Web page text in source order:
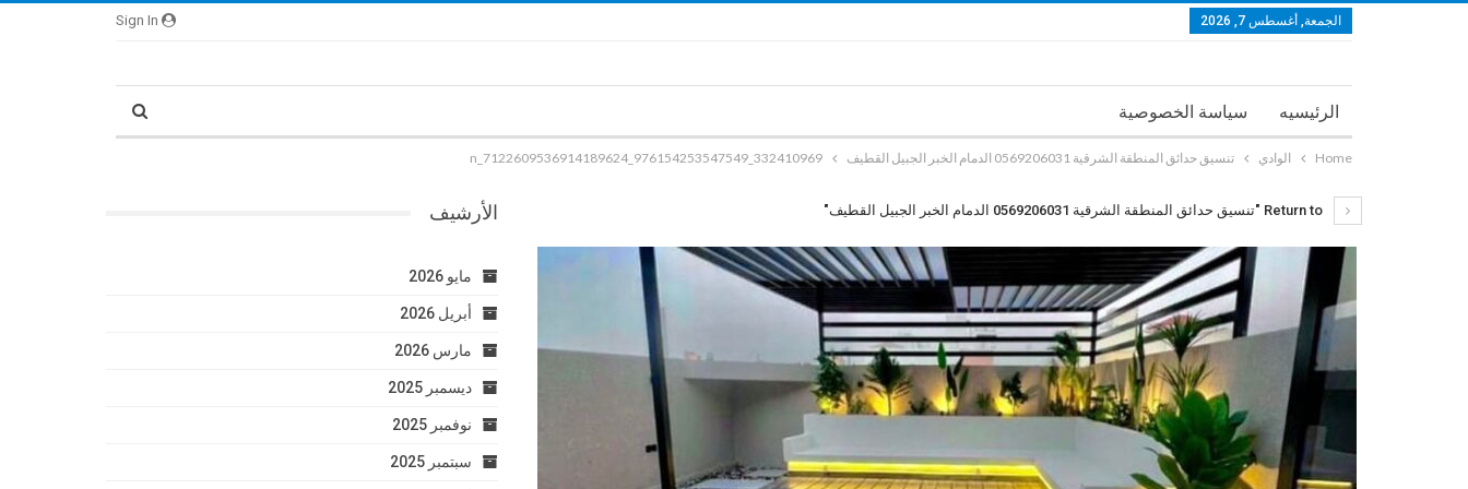
الجمعة, أغسطس 7, 2026
الرئيسيه سياسة الخصوصية
Home الوادي تنسيق حدائق المنطقة الشرقية 0569206031 الدمام الخبر الجبيل القطيف 332410969_976154253547549_7122609536914189624_n
الأرشيف
مايو 2026
أبريل 2026
مارس 2026
ديسمبر 2025
نوفمبر 2025
سبتمبر 2025